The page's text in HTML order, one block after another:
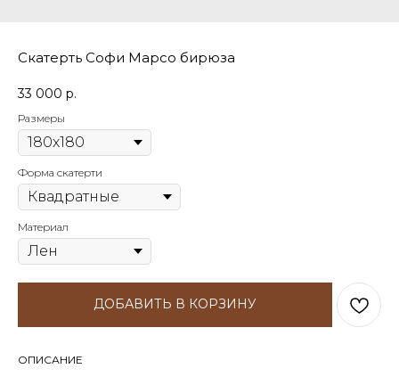
Скатерть Софи Марсо бирюза
33 000 р.
Размеры
Форма скатерти
Материал
ДОБАВИТЬ В КОРЗИНУ
ОПИСАНИЕ